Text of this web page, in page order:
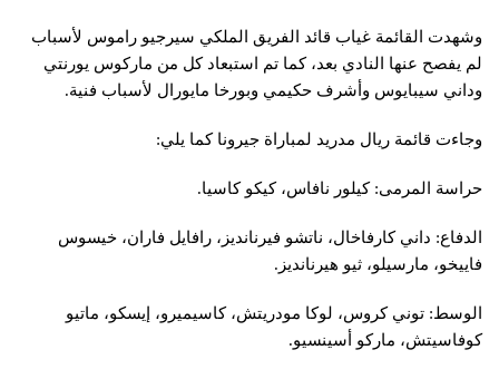
وشهدت القائمة غياب قائد الفريق الملكي سيرجيو راموس لأسباب
لم يفصح عنها النادي بعد، كما تم استبعاد كل من ماركوس يورنتي
وداني سيبايوس وأشرف حكيمي وبورخا مايورال لأسباب فنية.
وجاءت قائمة ريال مدريد لمباراة جيرونا كما يلي:
حراسة المرمى: كيلور نافاس، كيكو كاسيا.
الدفاع: داني كارفاخال، ناتشو فيرنانديز، رافايل فاران، خيسوس
فاييخو، مارسيلو، ثيو هيرنانديز.
الوسط: توني كروس، لوكا مودريتش، كاسيميرو، إيسكو، ماتيو
كوفاسيتش، ماركو أسينسيو.